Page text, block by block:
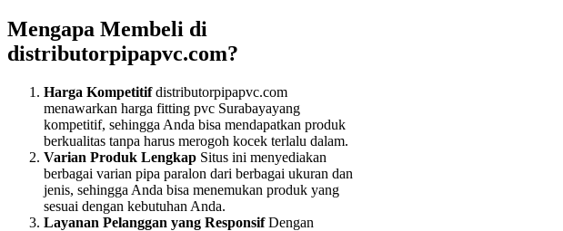
Mengapa Membeli di
distributorpipapvc.com?
Harga Kompetitifdistributorpipapvc.com
menawarkan harga fitting pvc Surabayayang
kompetitif, sehingga Anda bisa mendapatkan produk
berkualitas tanpa harus merogoh kocek terlalu dalam.
Varian Produk Lengkap Situs ini menyediakan
berbagai varian pipa paralon dari berbagai ukuran dan
jenis, sehingga Anda bisa menemukan produk yang
sesuai dengan kebutuhan Anda.
Layanan Pelanggan yang ResponsifDengan